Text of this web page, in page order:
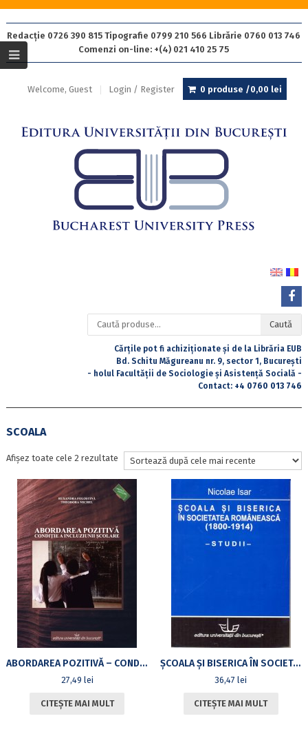
Redacție 0726 390 815 Tipografie 0799 210 566 Librărie 0760 013 746
Comenzi on-line: +(4) 021 410 25 75
Welcome, Guest Login / Register 0 produse /0,00 lei
Caută
după:
Caută
Cărțile pot fi achiziționate și de la Librăria EUB
Bd. Schitu Măgureanu nr. 9, sector 1, București
- holul Facultății de Sociologie și Asistență Socială -
Contact: +4 0760 013 746
SCOALA
Afișez toate cele 2 rezultateSortat
după
cele
mai
ABORDAREA POZITIVĂ – CONDIŢIE A INCLUZIUNII ŞCOLARE
27,49 lei
CITEȘTE MAI MULT
ȘCOALA ȘI BISERICA ÎN SOCIETATEA ROMÂNEASCĂ (1800-1914). STUDII
36,47lei
CITEȘTE MAI MULT